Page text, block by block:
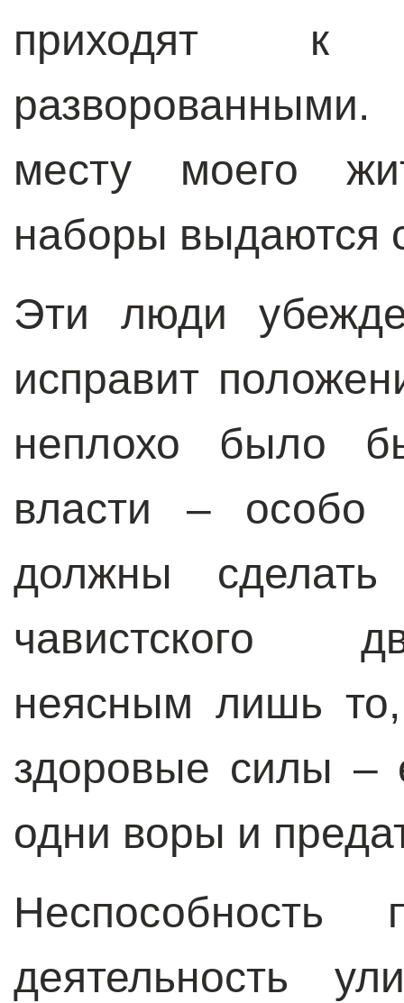
приходят к
месту моего
наборы выдаются
Эти люди
исправит
неплохо было
власти – особо
должны
чавистского
неясным лишь то,
здоровые силы –
одни воры и
Неспособность
деятельность